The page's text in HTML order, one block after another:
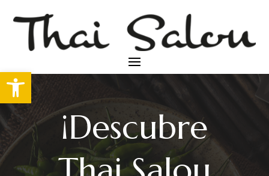
Abrir barra de herramientas
¡Descubre